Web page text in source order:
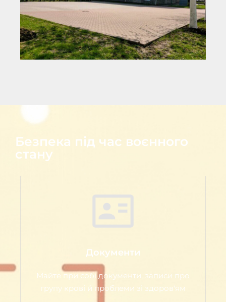
Безпека під час воєнного
стану
Документи
Майте при собі документи, записи про
групу крові й проблеми зі здоров'ям